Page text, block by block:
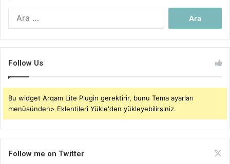
Follow Us
Bu widget Arqam Lite Plugin gerektirir, bunu Tema ayarları
menüsünden> Eklentileri Yükle'den yükleyebilirsiniz.
Follow me on Twitter